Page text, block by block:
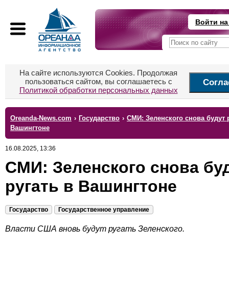
Войти
На сайте используются Cookies. Продолжая
пользоваться сайтом, вы соглашаетесь с
Политикой обработки персональных данных
Oreanda-News.com › Государство › СМИ: Зеленского снова будут
Вашингтоне
16.08.2025, 13:36
СМИ: Зеленского снова
ругать в Вашингтоне
Государство Государственное управление
Власти США вновь будут ругать Зеленского.